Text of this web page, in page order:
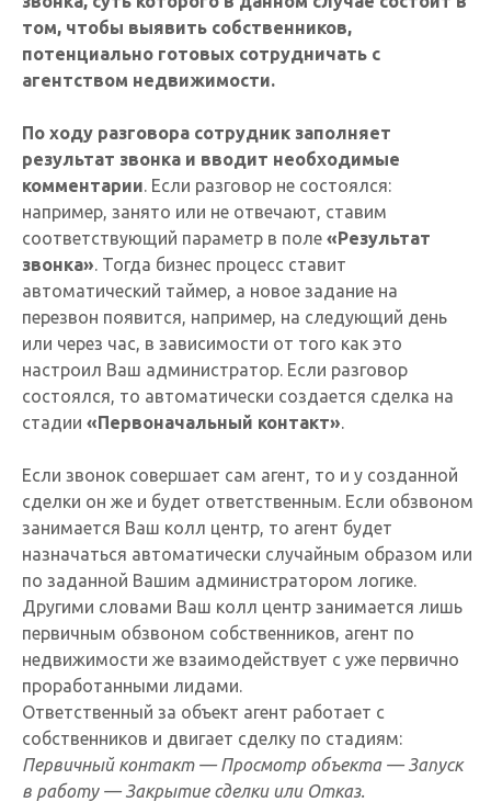
том, чтобы выявить собственников,
потенциально готовых сотрудничать с
агентством недвижимости.
По ходу разговора сотрудник заполняет
результат звонка и вводит необходимые
комментарии. Если разговор не состоялся:
например, занято или не отвечают, ставим
соответствующий параметр в поле «Результат
звонка». Тогда бизнес процесс ставит
автоматический таймер, а новое задание на
перезвон появится, например, на следующий день
или через час, в зависимости от того как это
настроил Ваш администратор. Если разговор
состоялся, то автоматически создается сделка на
стадии «Первоначальный контакт».
Если звонок совершает сам агент, то и у созданной
сделки он же и будет ответственным. Если обзвоном
занимается Ваш колл центр, то агент будет
назначаться автоматически случайным образом или
по заданной Вашим администратором логике.
Другими словами Ваш колл центр занимается лишь
первичным обзвоном собственников, агент по
недвижимости же взаимодействует с уже первично
проработанными лидами.
Ответственный за объект агент работает с
собственников и двигает сделку по стадиям:
Первичный контакт — Просмотр объекта — Запуск
в работу— Закрытие сделки или Отказ.